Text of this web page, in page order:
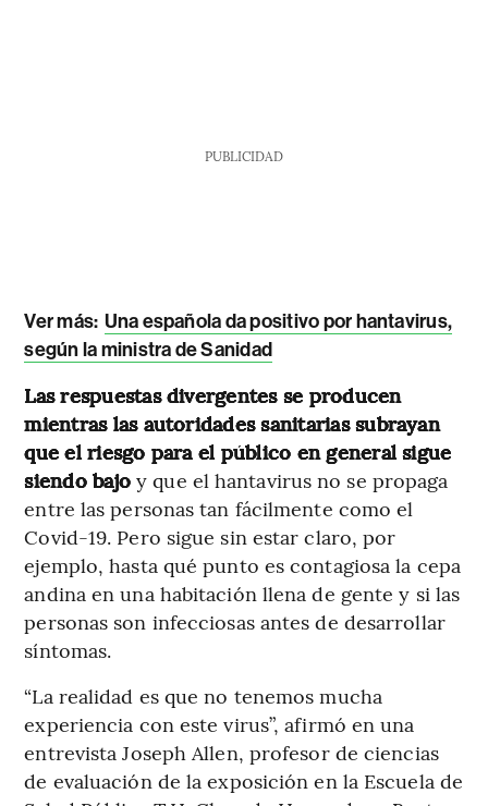
PUBLICIDAD
Ver más: Una española da positivo por hantavirus,
según la ministra de Sanidad
Las respuestas divergentes se producen
mientras las autoridades sanitarias subrayan
que el riesgo para el público en general sigue
siendo bajo y que el hantavirus no se propaga
entre las personas tan fácilmente como el
Covid-19. Pero sigue sin estar claro, por
ejemplo, hasta qué punto es contagiosa la cepa
andina en una habitación llena de gente y si las
personas son infecciosas antes de desarrollar
síntomas.
“La realidad es que no tenemos mucha
experiencia con este virus”, afirmó en una
entrevista Joseph Allen, profesor de ciencias
de evaluación de la exposición en la Escuela de